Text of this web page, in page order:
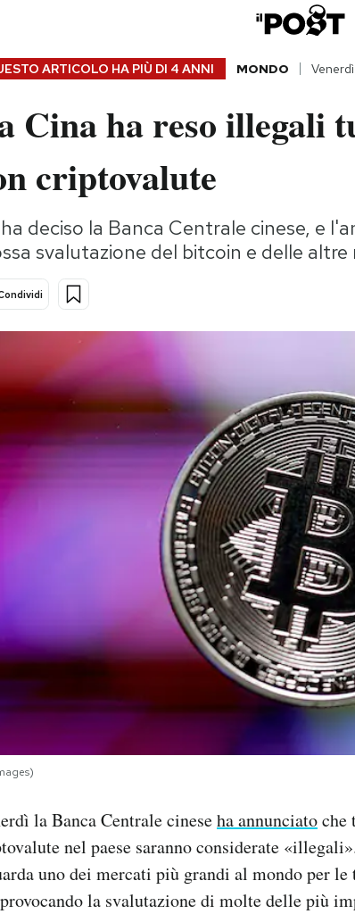
ARTICOLO HA PIÙ DI 4 ANNI MONDO
Cina ha reso illegali
criptovalute
deciso la Banca Centrale cinese, e
svalutazione del bitcoin e delle
la Banca Centrale cineseha annunciatoche
nel paese saranno considerate
uno dei mercati più grandi al mondo per
la svalutazione di molte delle più